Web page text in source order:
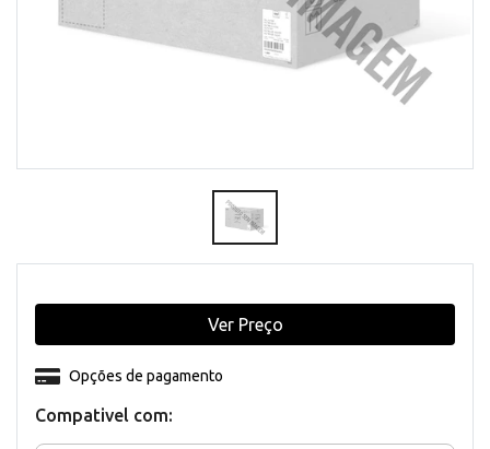
Compativel com:
Opções de pagamento
Ver Preço